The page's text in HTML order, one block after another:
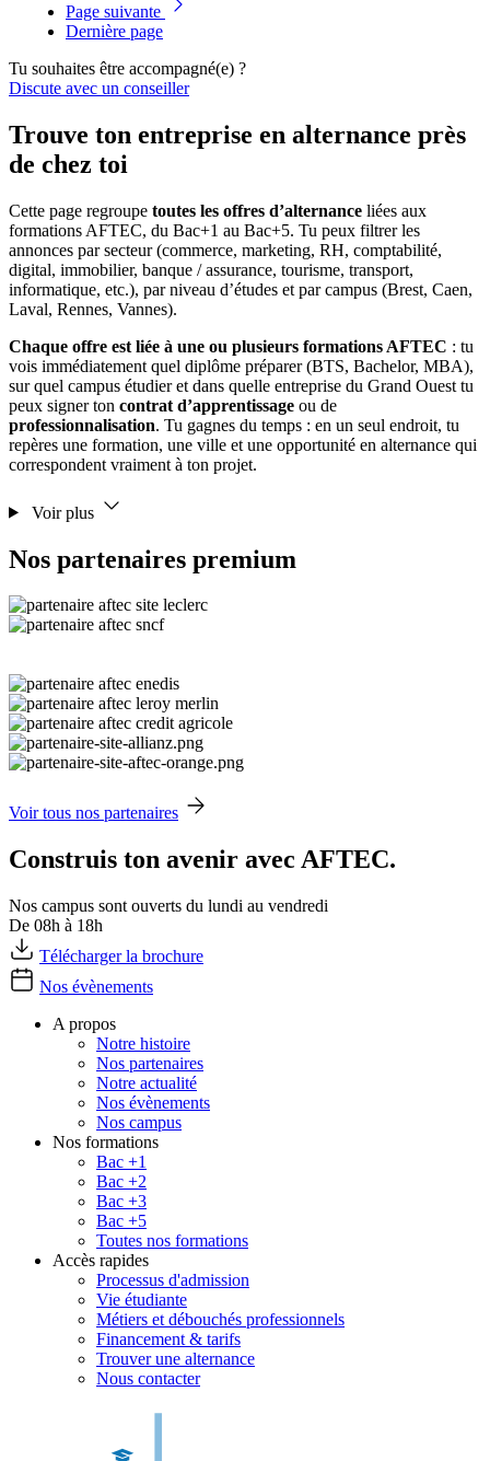
Page suivante
Dernière page
Tu souhaites être accompagné(e) ?
Discute avec un conseiller
Trouve ton entreprise en alternance près
de chez toi
Cette page regroupe toutes les offres d’alternance liées aux
formations AFTEC, du Bac+1 au Bac+5. Tu peux filtrer les
annonces par secteur (commerce, marketing, RH, comptabilité,
digital, immobilier, banque / assurance, tourisme, transport,
informatique, etc.), par niveau d’études et par campus (Brest, Caen,
Laval, Rennes, Vannes).
Chaque offre est liée à une ou plusieurs formations AFTEC : tu
vois immédiatement quel diplôme préparer (BTS, Bachelor, MBA),
sur quel campus étudier et dans quelle entreprise du Grand Ouest tu
peux signer ton contrat d’apprentissage ou de
professionnalisation. Tu gagnes du temps : en un seul endroit, tu
repères une formation, une ville et une opportunité en alternance qui
correspondent vraiment à ton projet.
Voir plus
Nos partenaires premium
Voir tous nos partenaires
Construis ton avenir avec AFTEC.
Nos campus sont ouverts du lundi au vendredi
De 08h à 18h
Télécharger la brochure
Nos évènements
A propos
Notre histoire
Nos partenaires
Notre actualité
Nos évènements
Nos campus
Nos formations
Bac +1
Bac +2
Bac +3
Bac +5
Toutes nos formations
Accès rapides
Processus d'admission
Vie étudiante
Métiers et débouchés professionnels
Financement & tarifs
Trouver une alternance
Nous contacter